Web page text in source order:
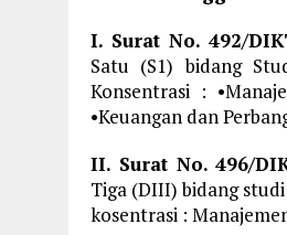
I. Surat No. 492/
Satu (S1) bidang
Konsentrasi :
•Keuangan dan
II. Surat No. 496/
Tiga (DIII) bidang
kosentrasi :